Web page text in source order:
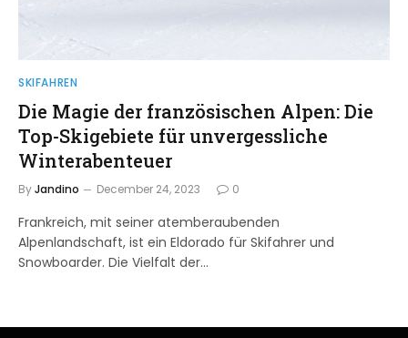
SKIFAHREN
Die Magie der französischen Alpen: Die
Top-Skigebiete für unvergessliche
Winterabenteuer
ByJandino December 24, 2023 0
Frankreich, mit seiner atemberaubenden
Alpenlandschaft, ist ein Eldorado für Skifahrer und
Snowboarder. Die Vielfalt der…